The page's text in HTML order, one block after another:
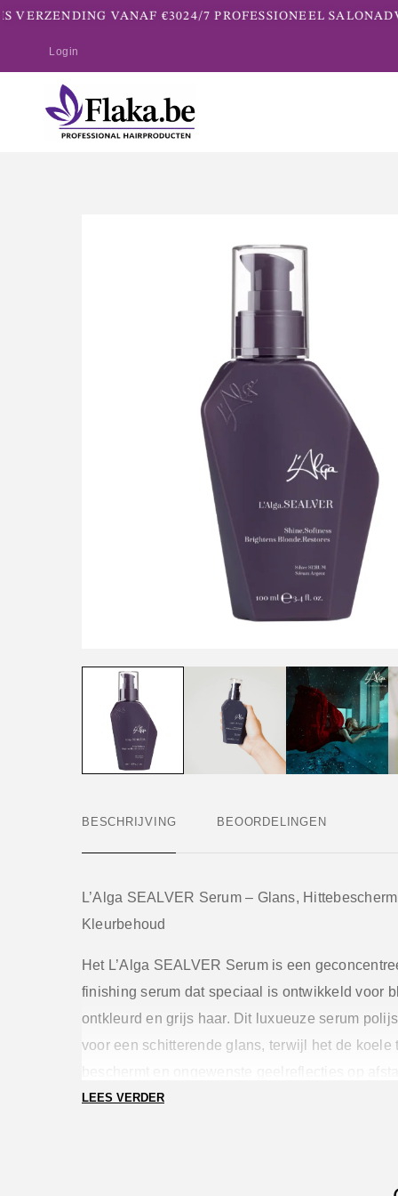
VERZENDING VANAF €3024/7 PROFESSIONEEL
Login
BESCHRIJVING BEOORDELINGEN
L’Alga SEALVER Serum – Glans,
Kleurbehoud
Het L’Alga SEALVER Serumis een
finishing serum dat speciaal is ontwikkeld voor
ontkleurd en grijs haar. Dit luxueuze serum
voor een schitterende glans, terwijl het de koele
LEES VERDER